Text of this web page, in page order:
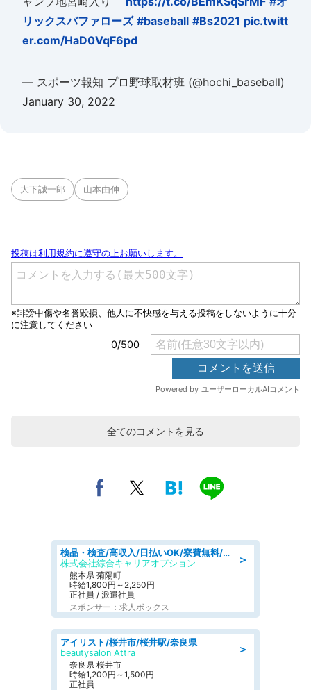
リックスバファローズ #baseball #Bs2021 pic.twitt
er.com/HaD0VqF6pd
— スポーツ報知 プロ野球取材班 (@hochi_baseball)
January 30, 2022
大下誠一郎 山本由伸
全てのコメントを見る
＞
検品・検査/高収入/日払いOK/寮費無料/日勤/20・30・40代活躍中
株式会社綜合キャリアオプション
熊本県 菊陽町
時給1,800円～2,250円
正社員 / 派遣社員
スポンサー：求人ボックス
＞
アイリスト/桜井市/桜井駅/奈良県
beautysalon Attra
奈良県 桜井市
時給1,200円～1,500円
正社員